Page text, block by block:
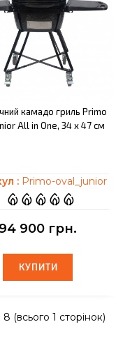
камадо гриль Primo
All in One, 34 х 47 см
: Primo-oval_junior
94 900 грн.
КУПИТИ
КУПИТИ
(всього 1 сторінок)